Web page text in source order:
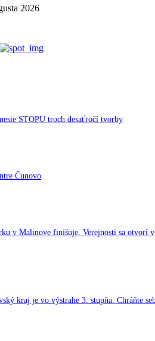
2026
STOPU troch desaťročí tvorby
Čunovo
v Malinove finišuje. Verejnosti sa otvorí v
kraj je vo výstrahe 3. stupňa. Chráňte